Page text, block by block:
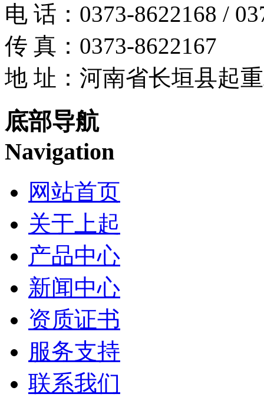
电 话：0373-8622168 /
传 真：0373-8622167
地 址：河南省长垣县起
底部导航
Navigation
网站首页
关于上起
产品中心
新闻中心
资质证书
服务支持
联系我们